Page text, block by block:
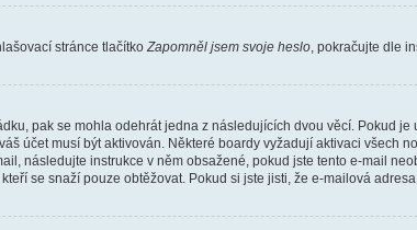
stránce tlačítko Zapomněl jsem svoje heslo , pokračujte dle
pak se mohla odehrát jedna z následujících dvou věcí. Pokud
účet musí být aktivován. Některé boardy vyžadují aktivaci všech
následujte instrukce v něm obsažené, pokud jste tento e-mail
se snaží pouze obtěžovat. Pokud si jste jisti, že e-mailová